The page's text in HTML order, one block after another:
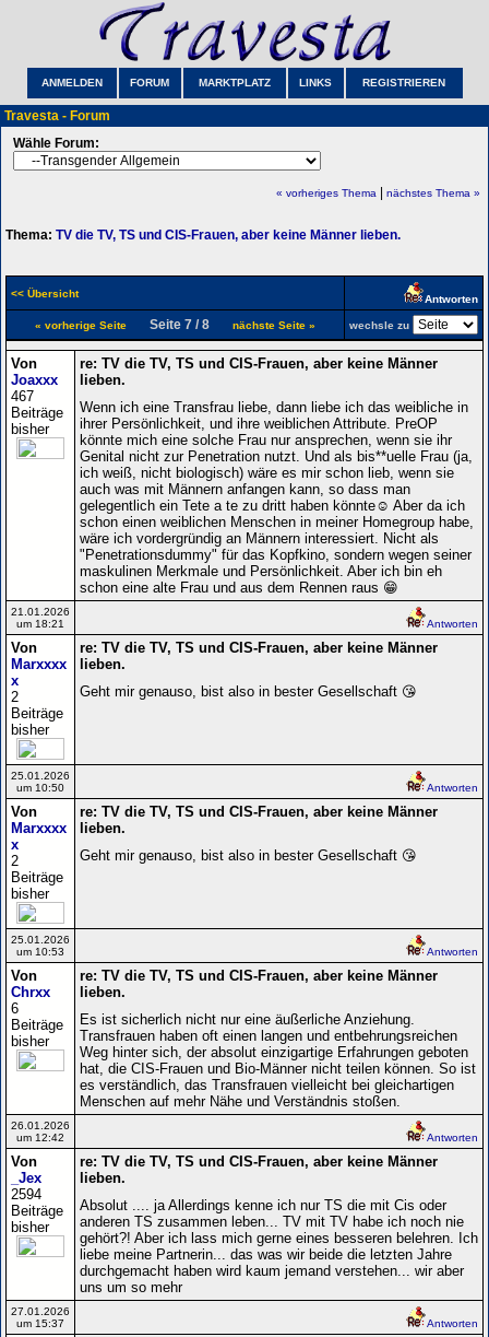
ANMELDEN FORUM MARKTPLATZ LINKS REGISTRIEREN
Travesta - Forum
Wähle Forum:
« vorheriges Thema nächstes Thema »
Thema: TV die TV, TS und CIS-Frauen, aber keine Männer lieben.
<< Übersicht Antworten
« vorherige Seite Seite 7 / 8 nächste Seite » wechsle zu
Von
Joaxxx
467
Beiträge
bisher
re: TV die TV, TS und CIS-Frauen, aber keine Männer
lieben.
Wenn ich eine Transfrau liebe, dann liebe ich das weibliche in
ihrer Persönlichkeit, und ihre weiblichen Attribute. PreOP
könnte mich eine solche Frau nur ansprechen, wenn sie ihr
Genital nicht zur Penetration nutzt. Und als bis**uelle Frau (ja,
ich weiß, nicht biologisch) wäre es mir schon lieb, wenn sie
auch was mit Männern anfangen kann, so dass man
gelegentlich ein Tete a te zu dritt haben könnte☺️ Aber da ich
schon einen weiblichen Menschen in meiner Homegroup habe,
wäre ich vordergründig an Männern interessiert. Nicht als
"Penetrationsdummy" für das Kopfkino, sondern wegen seiner
maskulinen Merkmale und Persönlichkeit. Aber ich bin eh
schon eine alte Frau und aus dem Rennen raus 😁
21.01.2026
um 18:21
Antworten
Von
Marxxxx
x
2
Beiträge
bisher
re: TV die TV, TS und CIS-Frauen, aber keine Männer
lieben.
Geht mir genauso, bist also in bester Gesellschaft 😘
25.01.2026
um 10:50
Antworten
Von
Marxxxx
x
2
Beiträge
bisher
re: TV die TV, TS und CIS-Frauen, aber keine Männer
lieben.
Geht mir genauso, bist also in bester Gesellschaft 😘
25.01.2026
um 10:53
Antworten
Von
Chrxx
6
Beiträge
bisher
re: TV die TV, TS und CIS-Frauen, aber keine Männer
lieben.
Es ist sicherlich nicht nur eine äußerliche Anziehung.
Transfrauen haben oft einen langen und entbehrungsreichen
Weg hinter sich, der absolut einzigartige Erfahrungen geboten
hat, die CIS-Frauen und Bio-Männer nicht teilen können. So ist
es verständlich, das Transfrauen vielleicht bei gleichartigen
Menschen auf mehr Nähe und Verständnis stoßen.
26.01.2026
um 12:42
Antworten
Von
_Jex
2594
Beiträge
bisher
re: TV die TV, TS und CIS-Frauen, aber keine Männer
lieben.
Absolut .... ja Allerdings kenne ich nur TS die mit Cis oder
anderen TS zusammen leben... TV mit TV habe ich noch nie
gehört?! Aber ich lass mich gerne eines besseren belehren. Ich
liebe meine Partnerin... das was wir beide die letzten Jahre
durchgemacht haben wird kaum jemand verstehen... wir aber
uns um so mehr
27.01.2026
um 15:37
Antworten